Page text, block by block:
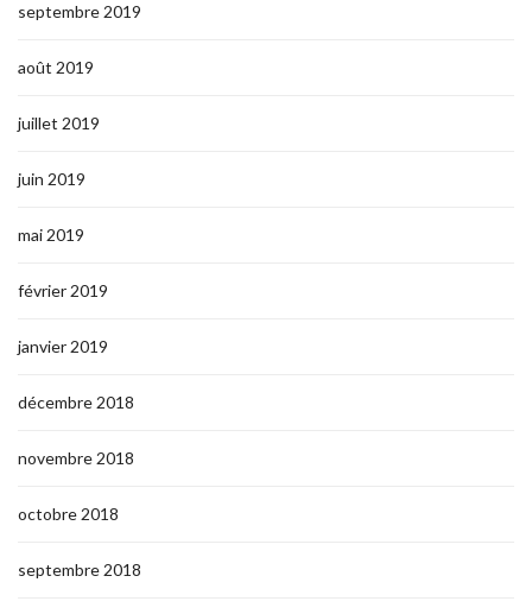
septembre 2019
août 2019
juillet 2019
juin 2019
mai 2019
février 2019
janvier 2019
décembre 2018
novembre 2018
octobre 2018
septembre 2018